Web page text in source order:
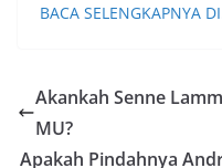
BACA SELENGKAPNYA
Akankah Senne
MU?
Apakah Pindahnya